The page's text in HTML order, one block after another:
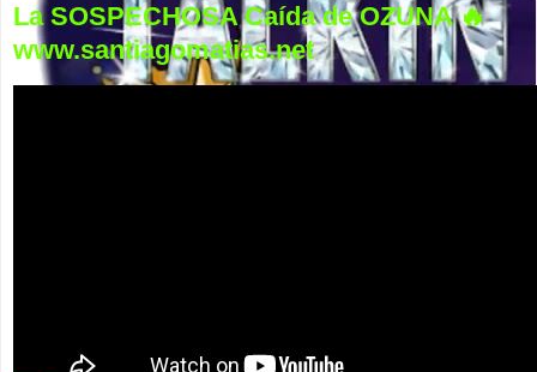
La SOSPECHOSA Caída de OZUNA 🔥
www.santiagomatias.net